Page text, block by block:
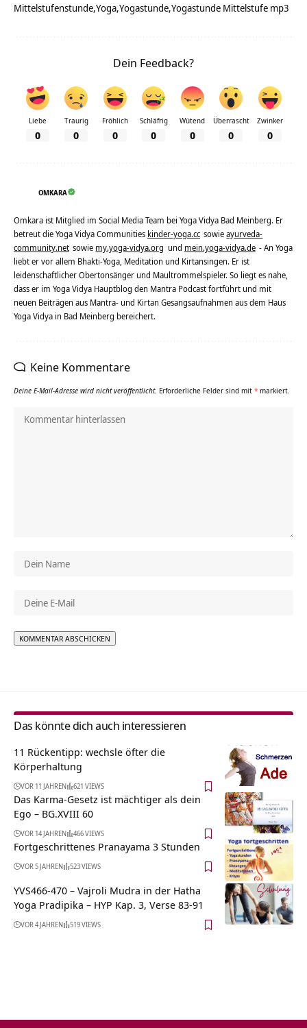
Mittelstufenstunde Yoga Yogastunde Yogastunde Mittelstufe mp3
Dein Feedback?
Liebe
0
Traurig
0
Fröhlich
0
Schläfrig
0
Wütend
0
Überrascht
0
Zwinker
0
OMKARA
Omkara ist Mitglied im Social Media Team bei Yoga Vidya Bad Meinberg. Er
betreut die Yoga Vidya Communities kinder-yoga.cc sowieayurveda-
community.net sowie my.yoga-vidya.org und mein.yoga-vidya.de - An Yoga
liebt er vor allem Bhakti-Yoga, Meditation und Kirtansingen. Er ist
leidenschaftlicher Obertonsänger und Maultrommelspieler. So liegt es nahe,
dass er im Yoga Vidya Hauptblog den Mantra Podcast fortführt und mit
neuen Beiträgen aus Mantra- und Kirtan Gesangsaufnahmen aus dem Haus
Yoga Vidya in Bad Meinberg bereichert.
Keine Kommentare
Deine E-Mail-Adresse wird nicht veröffentlicht. Erforderliche Felder sind mit * markiert.
Das könnte dich auch interessieren
11 Rückentipp: wechsle öfter die
Körperhaltung
VOR 11 JAHREN 621 VIEWS
Das Karma-Gesetz ist mächtiger als dein
Ego – BG.XVIII 60
VOR 14 JAHREN 466 VIEWS
Fortgeschrittenes Pranayama 3 Stunden
VOR 5 JAHREN 523 VIEWS
YVS466-470 – Vajroli Mudra in der Hatha
Yoga Pradipika – HYP Kap. 3, Verse 83-91
VOR 4 JAHREN 519 VIEWS